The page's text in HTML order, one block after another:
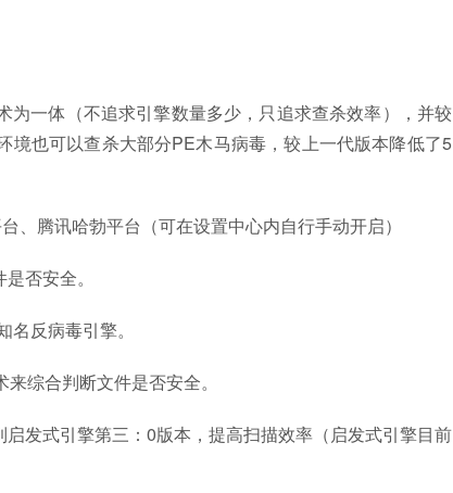
一体（不追求引擎数量多少，只追求查杀效率），并较
境也可以查杀大部分PE木马病毒，较上一代版本降低了5
腾讯哈勃平台（可在设置中心内自行手动开启）
否安全。
反病毒引擎。
综合判断文件是否安全。
发式引擎第三：0版本，提高扫描效率（启发式引擎目前